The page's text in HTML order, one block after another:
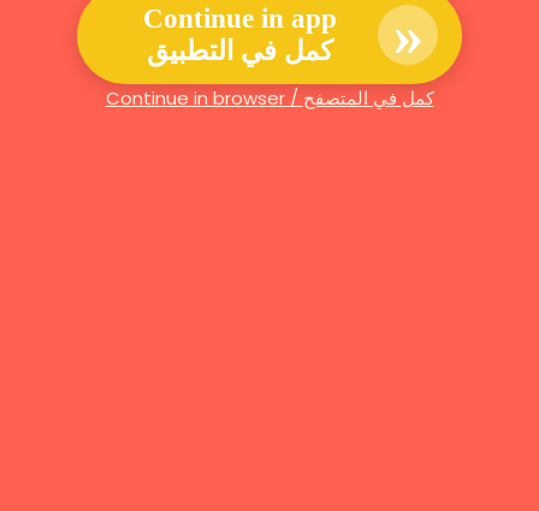
Continue in app
كمل في التطبيق
»
Continue in browser / كمل في المتصفح